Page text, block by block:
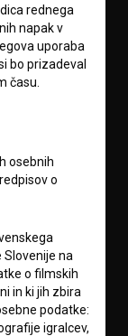
rednega
napak v
uporaba
bo prizadeval
času.
osebnih
o
na
o filmskih
in ki jih zbira
podatke:
igralcev,